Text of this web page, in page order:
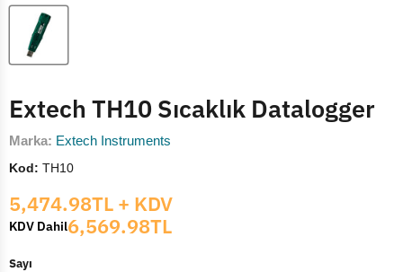
Extech TH10 Sıcaklık Datalogger
Marka: Extech Instruments
Kod: TH10
Mevcut fiyat
5,474.98TL + KDV
KDV Dahil6,569.98TL
Sayı